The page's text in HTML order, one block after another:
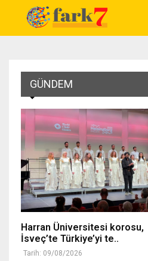
GÜNDEM
Harran Üniversitesi korosu,
İsveç’te Türkiye’yi te..
Tarih: 09/08/2026